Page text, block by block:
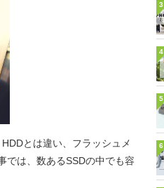
とは違い、フラッシュメ
では、数あるSSDの中でも容
3
4
5
6